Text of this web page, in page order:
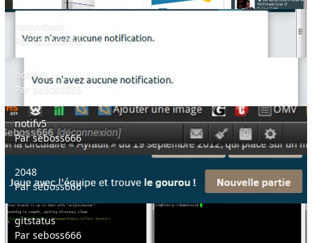
notivv6win
notivv6win
Parseboss666
notifv6
Par
seboss666
notifv5
notifv5
Parseboss666
2048
Parseboss666
gitstatus
gitstatus
Par seboss666